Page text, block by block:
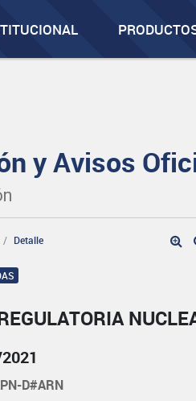
y Avisos
Detalle
D#ARN